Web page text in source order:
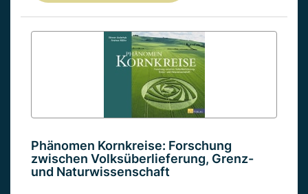
Phänomen Kornkreise: Forschung
zwischen Volksüberlieferung, Grenz-
und Naturwissenschaft